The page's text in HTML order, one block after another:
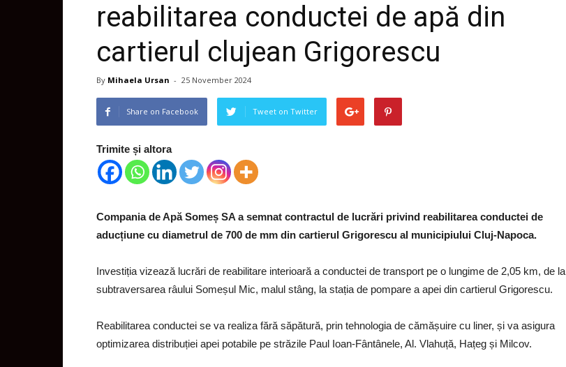
reabilitarea conductei de apă din
cartierul clujean Grigorescu
By Mihaela Ursan - 25 November 2024
Share on Facebook Tweet on Twitter
Trimite și altora
Compania de Apă Someș SA a semnat contractul de lucrări privind reabilitarea conductei de
aducțiune cu diametrul de 700 de mm din cartierul Grigorescu al municipiului Cluj-Napoca.
Investiția vizează lucrări de reabilitare interioară a conductei de transport pe o lungime de 2,05 km, de la
subtraversarea râului Someșul Mic, malul stâng, la stația de pompare a apei din cartierul Grigorescu.
Reabilitarea conductei se va realiza fără săpătură, prin tehnologia de cămășuire cu liner, și va asigura
optimizarea distribuției apei potabile pe străzile Paul Ioan-Fântânele, Al. Vlahuță, Hațeg și Milcov.